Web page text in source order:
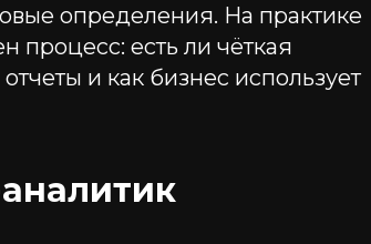
определения. На практике
процесс: есть ли чёткая
и как бизнес использует